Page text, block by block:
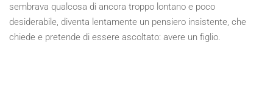
sembrava qualcosa di ancora troppo lontano e poco
desiderabile, diventa lentamente un pensiero insistente, che
chiede e pretende di essere ascoltato: avere un figlio.